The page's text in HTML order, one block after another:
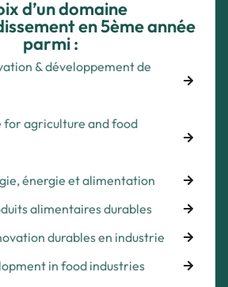
d’un domaine
en 5ème année
parmi :
& développement de
for agriculture and food
énergie et alimentation
alimentaires durables
durables en industrie
in food industries